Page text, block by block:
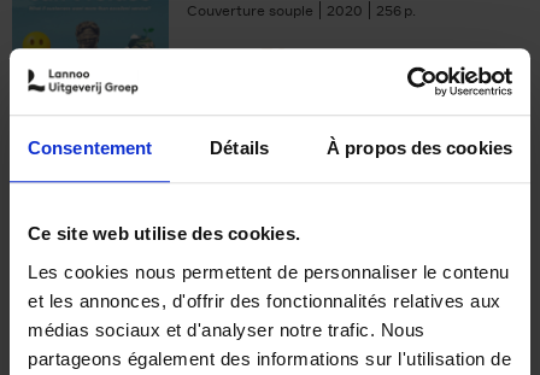
Consentement Détails À propos des cookies
Ce site web utilise des cookies.
Les cookies nous permettent de personnaliser le contenu
et les annonces, d'offrir des fonctionnalités relatives aux
médias sociaux et d'analyser notre trafic. Nous
partageons également des informations sur l'utilisation de
Couverture souple
2020 256
€37,50
Building Bonds = Building
Business
Jochen Roef Jozefien De Feyter
Carolien Boom
Couverture souple
2025 200